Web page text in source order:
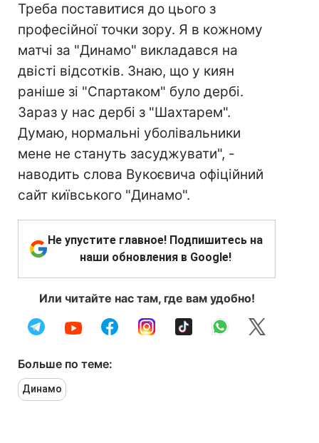
Треба поставитися до цього з
професійної точки зору. Я в кожному
матчі за "Динамо" викладався на
двісті відсотків. Знаю, що у киян
раніше зі "Спартаком" було дербі.
Зараз у нас дербі з "Шахтарем".
Думаю, нормальні уболівальники
мене не стануть засуджувати", -
наводить слова Вукоєвича офіційний
сайт київського "Динамо".
Не упустите главное! Подпишитесь на
наши обновления в Google!
Или читайте нас там, где вам удобно!
Больше по теме:
Динамо